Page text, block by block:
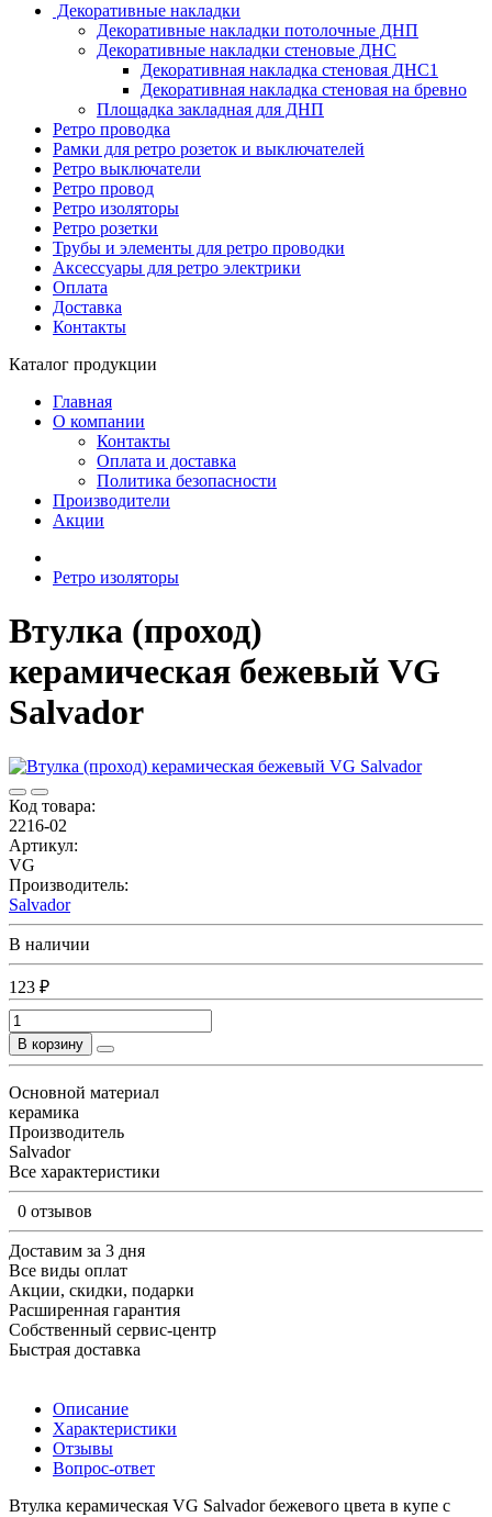
Декоративные накладки
Декоративные накладки потолочные ДНП
Декоративные накладки стеновые ДНС
Декоративная накладка стеновая ДНС1
Декоративная накладка стеновая на бревно
Площадка закладная для ДНП
Ретро проводка
Рамки для ретро розеток и выключателей
Ретро выключатели
Ретро провод
Ретро изоляторы
Ретро розетки
Трубы и элементы для ретро проводки
Аксессуары для ретро электрики
Оплата
Доставка
Контакты
Каталог продукции
Главная
О компании
Контакты
Оплата и доставка
Политика безопасности
Производители
Акции
Ретро изоляторы
Втулка (проход)
керамическая бежевый VG
Salvador
Код товара:
2216-02
Артикул:
VG
Производитель:
Salvador
В наличии
123 ₽
В корзину
Основной материал
керамика
Производитель
Salvador
Все характеристики
0 отзывов
Доставим за 3 дня
Все виды оплат
Акции, скидки, подарки
Расширенная гарантия
Собственный сервис-центр
Быстрая доставка
Описание
Характеристики
Отзывы
Вопрос-ответ
Втулка керамическая VG Salvador бежевого цвета в купе с